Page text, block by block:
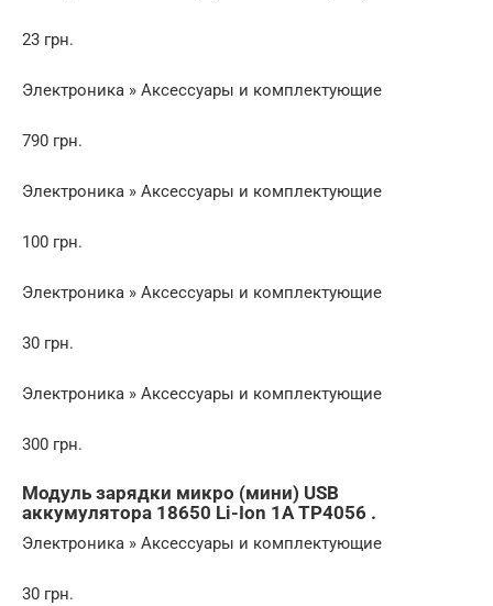
23 грн.
Электроника » Аксессуары и комплектующие
790 грн.
Электроника » Аксессуары и комплектующие
100 грн.
Электроника » Аксессуары и комплектующие
30 грн.
Электроника » Аксессуары и комплектующие
300 грн.
Модуль зарядки микро (мини) USB
аккумулятора 18650 Li-Ion 1A TP4056 .
Электроника » Аксессуары и комплектующие
30 грн.